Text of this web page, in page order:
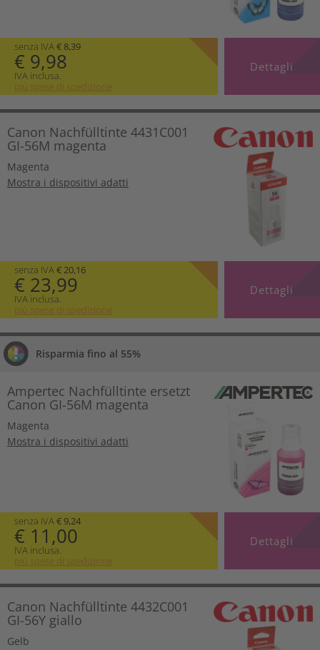
senza IVA€ 8,39
€ 9,98
IVA inclusa.
più spese di spedizione
Dettagli
Canon Nachfülltinte 4431C001
GI-56M magenta
Magenta
Mostra i dispositivi adatti
senza IVA€ 20,16
€ 23,99
IVA inclusa.
più spese di spedizione
Dettagli
Risparmia fino al 55%
Ampertec Nachfülltinte ersetzt
Canon GI-56M magenta
Magenta
Mostra i dispositivi adatti
senza IVA€ 9,24
€ 11,00
IVA inclusa.
più spese di spedizione
Dettagli
Canon Nachfülltinte 4432C001
GI-56Y giallo
Gelb